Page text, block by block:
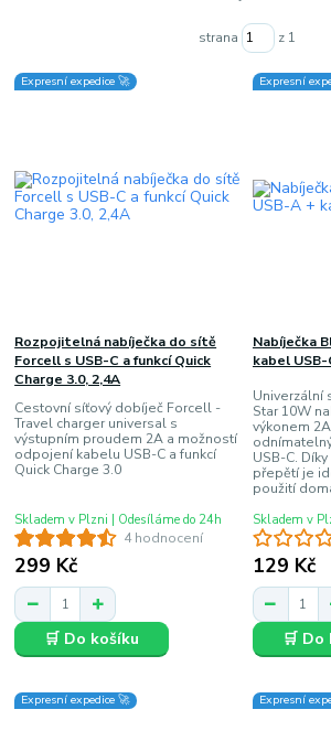
strana z 1
Expresní expedice 🚀
4 hodnocení
Rozpojitelná nabíječka do sítě
Forcell s USB-C a funkcí Quick
Charge 3.0, 2,4A
Cestovní síťový dobíječ Forcell -
Travel charger universal s
výstupním proudem 2A a možností
odpojení kabelu USB-C a funkcí
Quick Charge 3.0
299 Kč
Skladem v Plzni | Odesíláme do 24h
🛒 Do košíku
Expresní
Nabíječka
kabel USB-
Univerzální
Star 10W
výkonem
USB-C.
přepětí je
použití
129 Kč
Skladem v
🛒 Do
Expresní expedice 🚀 Expresní